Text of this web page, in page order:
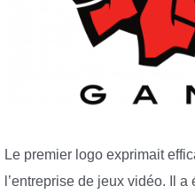
Le premier logo exprimait
l’entreprise de jeux vidéo. Il